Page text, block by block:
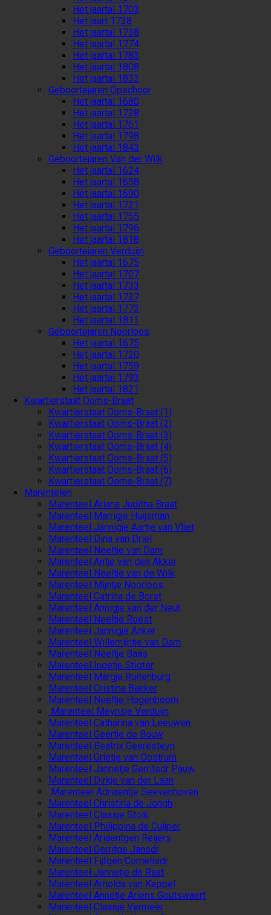
Het jaartal 1703
Het jaart 1738
Het jaartal 1738
Het jaartal 1774
Het jaartal 1783
Het jaartal 1808
Het jaartal 1833
Geboortejaren Opschoor
Het jaartal 1680
Het jaartal 1728
Het jaartal 1761
Het jaartal 1798
Het jaartal 1843
Geboortejaren Van der Wilk
Het jaartal 1624
Het jaartal 1658
Het jaartal 1690
Het jaartal 1721
Het jaartal 1755
Het jaartal 1796
Het jaartal 1818
Geboortejaren Verduijn
Het jaartal 1675
Het jaartal 1707
Het jaartal 1733
Het jaartal 1737
Het jaartal 1773
Het jaartal 1811
Geboortejaren Noorloos
Het jaartal 1675
Het jaartal 1720
Het jaartal 1759
Het jaartal 1793
Het jaartal 1821
Kwartierstaat Ooms-Braat
Kwartierstaat Ooms-Braat (1)
Kwartierstaat Ooms-Braat (2)
Kwartierstaat Ooms-Braat (3)
Kwartierstaat Ooms-Braat (4)
Kwartierstaat Ooms-Braat (5)
Kwartierstaat Ooms-Braat (6)
Kwartierstaat Ooms-Braat (7)
Marentelen
Marenteel Ariana Juditha Braat
Marenteel Marrigje Huijsman
Marenteel Jannigje Aartje van Vliet
Marenteel Dina van Driel
Marenteel Neeltje van Dam
Marenteel Antje van den Akker
Marenteel Neeltje van de Wilk
Marenteel Mijntje Noorloos
Marenteel Catrina de Borst
Marenteel Annigje van der Neut
Marenteel Neeltje Roest
Marenteel Jannigje Anker
Marenteel Willemijntje van Dam
Marenteel Neeltje Baas
Marenteel Ingetje Stigter
Marenteel Margje Ruitenburg
Marenteel Cristina Bakker
Marenteel Neeltje Hogenboom
Marenteel Meynsje Verduijn
Marenteel Catharina van Leeuwen
Marenteel Geertje de Bouw
Marenteel Beatrix Geeresteyn
Marenteel Grietje van Oostrum
Marenteel Jannetje Gerritsdr Pauw
Marenteel Dirkje van der Laan
Marenteel Adriaentje Seevenhoven
Marenteel Christina de Jongh
Marenteel Claasje Stolk
Marenteel Philippina de Cuijper
Marenteel Ariaentgen Reijers
Marenteel Gerritge Jansdr
Marenteel Fijtgen Cornelisdr
Marenteel Jannetje de Raat
Marenteel Arnolda van Keppel
Marenteel Annetje Ariens Goutswaert
Marenteel Claasje Vermeer